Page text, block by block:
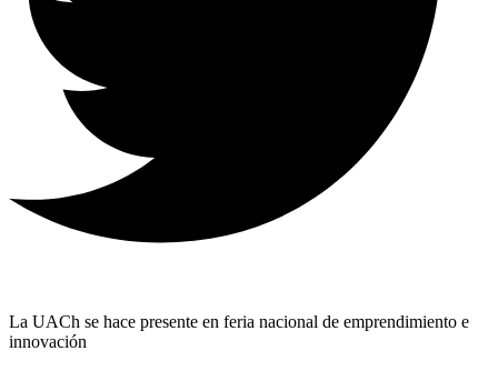
La UACh se hace presente en feria nacional de emprendimiento e
innovación